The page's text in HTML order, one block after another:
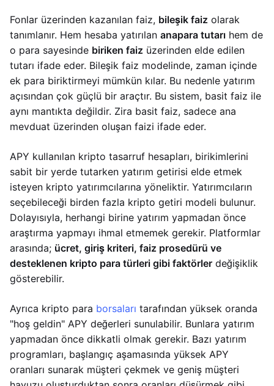
Fonlar üzerinden kazanılan faiz, bileşik faiz olarak
tanımlanır. Hem hesaba yatırılan anapara tutarı hem de
o para sayesinde biriken faiz üzerinden elde edilen
tutarı ifade eder. Bileşik faiz modelinde, zaman içinde
ek para biriktirmeyi mümkün kılar. Bu nedenle yatırım
açısından çok güçlü bir araçtır. Bu sistem, basit faiz ile
aynı mantıkta değildir. Zira basit faiz, sadece ana
mevduat üzerinden oluşan faizi ifade eder.
APY kullanılan kripto tasarruf hesapları, birikimlerini
sabit bir yerde tutarken yatırım getirisi elde etmek
isteyen kripto yatırımcılarına yöneliktir. Yatırımcıların
seçebileceği birden fazla kripto getiri modeli bulunur.
Dolayısıyla, herhangi birine yatırım yapmadan önce
araştırma yapmayı ihmal etmemek gerekir. Platformlar
arasında; ücret, giriş kriteri, faiz prosedürü ve
desteklenen kripto para türleri gibi faktörler değişiklik
gösterebilir.
Ayrıca kripto para borsaları tarafından yüksek oranda
"hoş geldin" APY değerleri sunulabilir. Bunlara yatırım
yapmadan önce dikkatli olmak gerekir. Bazı yatırım
programları, başlangıç aşamasında yüksek APY
oranları sunarak müşteri çekmek ve geniş müşteri